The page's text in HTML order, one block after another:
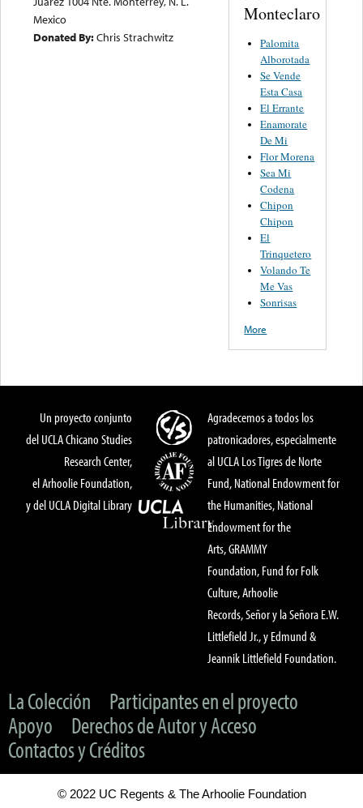
Mexico
Donated By:Chris Strachwitz
Monteclaro
Palomita
Alborotada
Se Vende
Esta Casa
El Errante
Enamorate
De Mi
Flor Morena
Sea Mi
Codena
Chipon
Chipon
El
Trinquetero
Volando Te
Me Vas
Sonrisas
More
Un proyecto conjunto
del UCLA Chicano Studies
Research Center,
el Arhoolie Foundation,
y del UCLA Digital Library
Agradecemos a todos los
patronicadores, especialmente
al UCLA Los Tigres de Norte
Fund, National Endowment for
the Humanities, National
Endowment for the
Arts, GRAMMY
Foundation, Fund for Folk
Culture, Arhoolie
Records, Señor y la Señora E.W.
Littlefield Jr., y Edmund &
Jeannik Littlefield Foundation.
La Colección
Participantes en el proyecto
Apoyo
Derechos de Autor y Acceso
Contactos y Créditos
© 2022 UC Regents & The Arhoolie Foundation